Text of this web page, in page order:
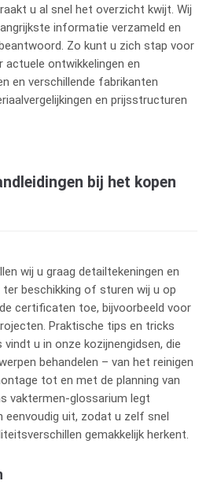
u al snel het overzicht kwijt. Wij
informatie verzameld en
Zo kunt u zich stap voor
ontwikkelingen en
en verschillende fabrikanten
en prijsstructuren
bij het kopen
wij u graag detailtekeningen en
beschikking of sturen wij u op
certificaten toe, bijvoorbeeld voor
Praktische tips en tricks
u in onze kozijnengidsen, die
behandelen – van het reinigen
tot en met de planning van
vaktermen-glossarium legt
eenvoudig uit, zodat u zelf snel
gemakkelijk herkent.